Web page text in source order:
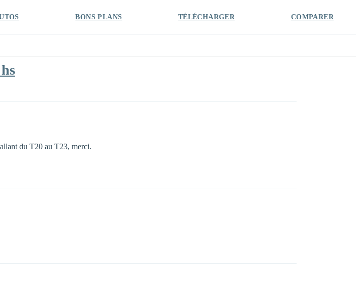
BONS PLANS TÉLÉCHARGER COMPARER
du T20 au T23, merci.